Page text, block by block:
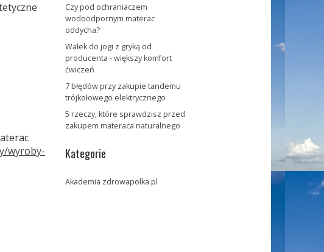
wyroby-
Czy pod ochraniaczem
wodoodpornym materac
oddycha?
Wałek do jogi z gryką od
producenta - większy komfort
ćwiczeń
7 błędów przy zakupie tandemu
trójkołowego elektrycznego
5 rzeczy, które sprawdzisz przed
zakupem materaca naturalnego
Kategorie
Akademia zdrowapolka.pl